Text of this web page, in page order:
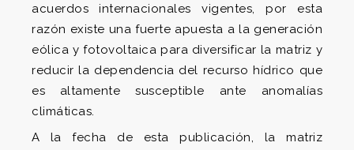
acuerdos internacionales vigentes, por esta
razón existe una fuerte apuesta a la generación
eólica y fotovoltaica para diversificar la matriz y
reducir la dependencia del recurso hídrico que
es altamente susceptible ante anomalías
climáticas.
A la fecha de esta publicación, la matriz